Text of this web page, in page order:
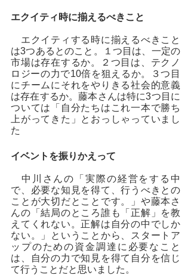
エクイティ時に揃えるべきこと
エクイティする時に揃えるべきこと
は3つあるとのこと。１つ目は、一定の
市場は存在するか。２つ目は、テクノ
ロジーの力で10倍を狙えるか。３つ目
にチームにそれをやりきる社会的意義
は存在するか。藤本さんは特に3つ目に
ついては「自分たちはこれ一本で勝ち
上がってきた」とおっしゃっていまし
た
イベントを振りかえって
中川さんの「実際の経営をする中
で、必要な知見を得て、行うべきとの
ことが大切だとことです。」や藤本さ
んの「結局のところ誰も「正解」を教
えてくれない。正解は自分の中でしか
ない。」ということから、スタートア
ップのための資金調達に必要なこと
は、自分の力で知見を得て自分を信じ
て行うことだと思いました。